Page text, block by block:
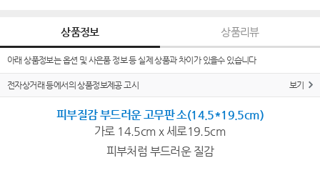
상품정보 상품리뷰
아래 상품정보는 옵션 및 사은품 정보 등 실제 상품과 차이가 있을수 있습니다
전자상거래 등에서의 상품정보제공 고시 보기
피부질감 부드러운 고무판 소(14.5*19.5cm)
가로 14.5cm x 세로19.5cm
피부처럼 부드러운 질감